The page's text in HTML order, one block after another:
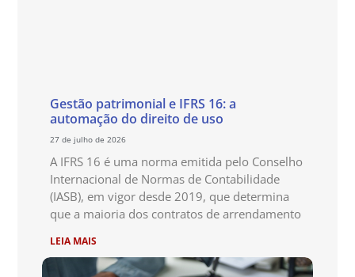
Gestão patrimonial e IFRS 16: a
automação do direito de uso
27 de julho de 2026
A IFRS 16 é uma norma emitida pelo Conselho
Internacional de Normas de Contabilidade
(IASB), em vigor desde 2019, que determina
que a maioria dos contratos de arrendamento
LEIA MAIS